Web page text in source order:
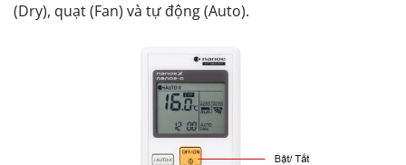
(Dry), quạt (Fan) và tự động (Auto).